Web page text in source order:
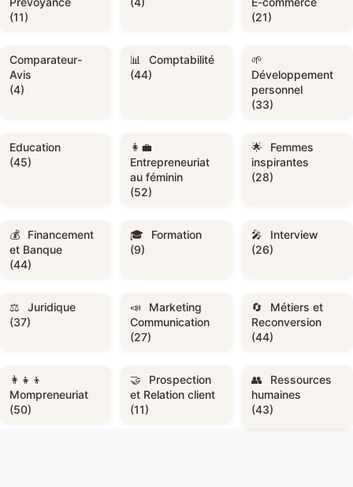
(11)
(21)
Comparateur-
Avis
(4)
Comptabilité
(44)
Développement
personnel
(33)
Education
(45)
Entrepreneuriat
au féminin
(52)
Femmes
inspirantes
(28)
Financement
et Banque
(44)
Formation
(9)
Interview
(26)
Juridique
(37)
Marketing
Communication
(27)
Métiers et
Reconversion
(44)
Mompreneuriat
(50)
Prospection
et Relation client
(11)
Ressources
humaines
(43)